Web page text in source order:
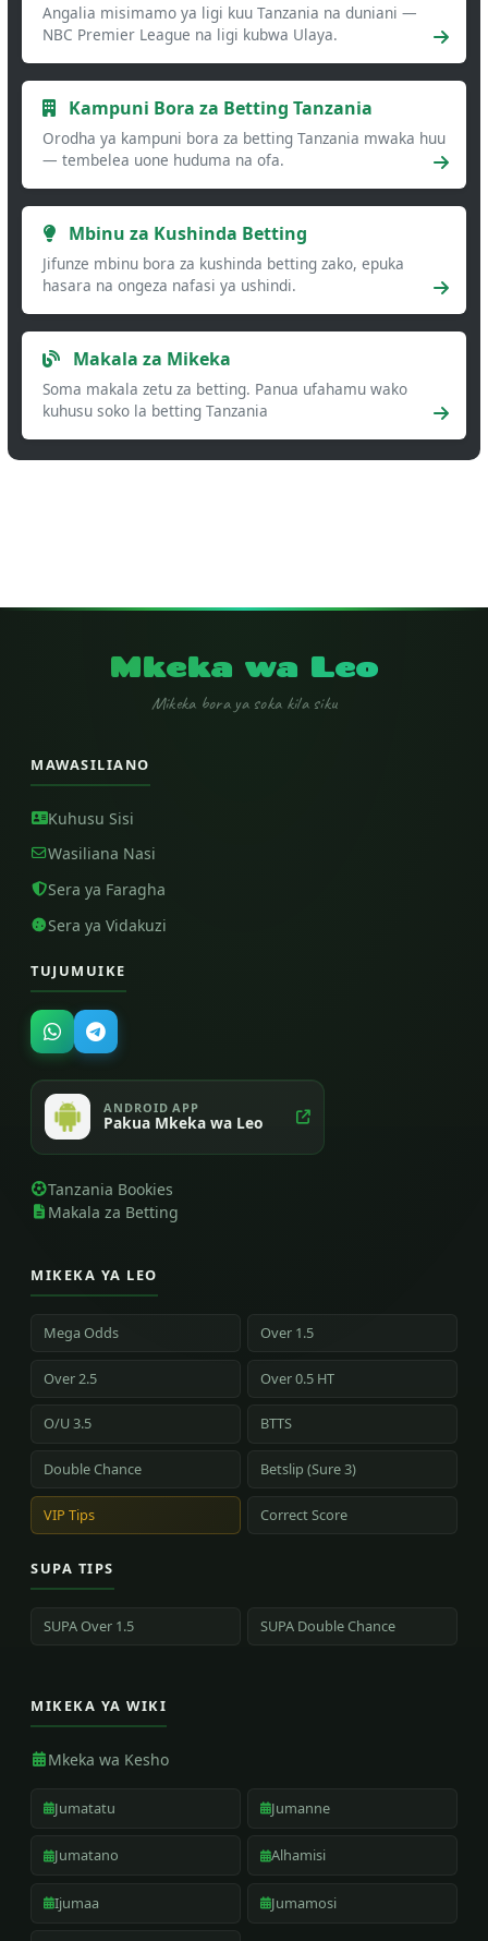
Angalia misimamo ya ligi kuu Tanzania na duniani —
NBC Premier League na ligi kubwa Ulaya.
Kampuni Bora za Betting Tanzania
Orodha ya kampuni bora za betting Tanzania mwaka huu
— tembelea uone huduma na ofa.
Mbinu za Kushinda Betting
Jifunze mbinu bora za kushinda betting zako, epuka
hasara na ongeza nafasi ya ushindi.
Makala za Mikeka
Soma makala zetu za betting. Panua ufahamu wako
kuhusu soko la betting Tanzania
Mkeka wa Leo
Mikeka bora ya soka kila siku
MAWASILIANO
Kuhusu Sisi
Wasiliana Nasi
Sera ya Faragha
Sera ya Vidakuzi
TUJUMUIKE
ANDROID APP
Pakua Mkeka wa Leo
Tanzania Bookies
Makala za Betting
MIKEKA YA LEO
Mega Odds Over 1.5
Over 2.5 Over 0.5 HT
O/U 3.5 BTTS
Double Chance Betslip (Sure 3)
VIP Tips Correct Score
SUPA TIPS
SUPA Over 1.5 SUPA Double Chance
MIKEKA YA WIKI
Mkeka wa Kesho
Jumatatu Jumanne
Jumatano Alhamisi
Ijumaa Jumamosi